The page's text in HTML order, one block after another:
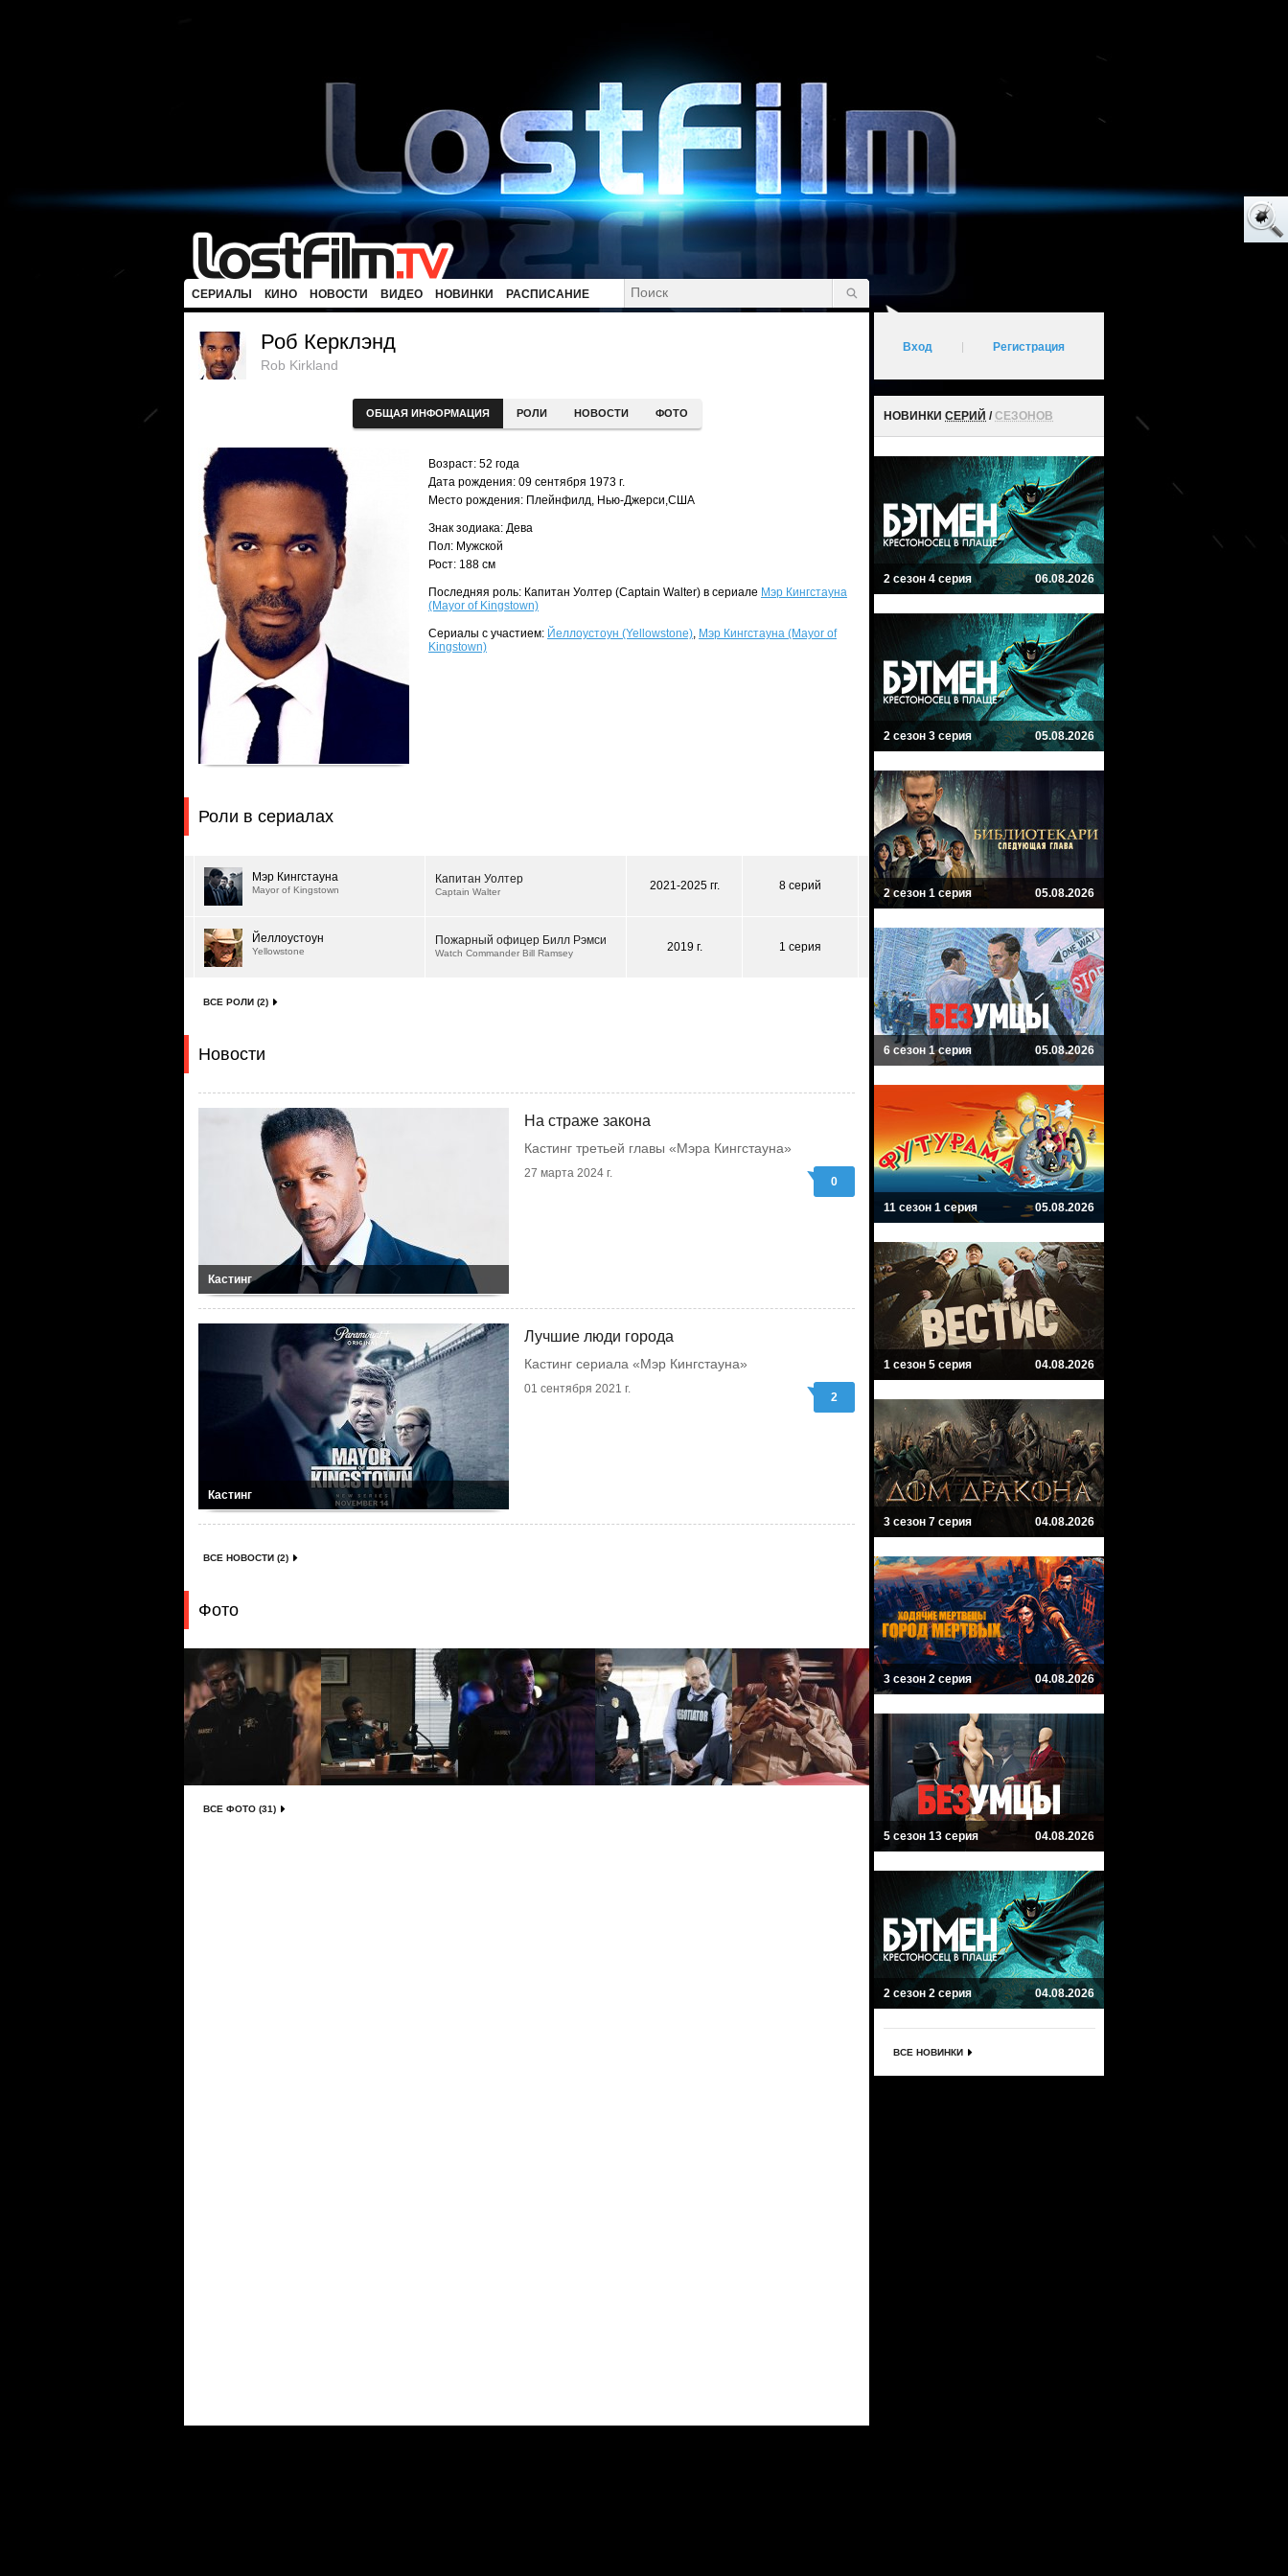
СЕРИАЛЫ КИНО НОВОСТИ ВИДЕО НОВИНКИ РАСПИСАНИЕ
Роб Керклэнд
Rob Kirkland
ОБЩАЯ ИНФОРМАЦИЯ РОЛИ НОВОСТИ ФОТО
Возраст: 52 года
Дата рождения: 09 сентября 1973 г.
Место рождения: Плейнфилд, Нью-Джерси,США
Знак зодиака: Дева
Пол: Мужской
Рост: 188 см
Последняя роль: Капитан Уолтер (Captain Walter) в сериале Мэр Кингстауна
(Mayor of Kingstown)
Сериалы с участием: Йеллоустоун (Yellowstone), Мэр Кингстауна (Mayor of
Kingstown)
Роли в сериалах
Мэр Кингстауна
Mayor of Kingstown
Капитан Уолтер
Captain Walter 2021-2025 гг. 8 серий
Йеллоустоун
Yellowstone
Пожарный офицер Билл Рэмси
Watch Commander Bill Ramsey 2019 г. 1 серия
ВСЕ РОЛИ (2)
Новости
Кастинг
На страже закона
Кастинг третьей главы «Мэра Кингстауна»
27 марта 2024 г.
0
Кастинг
Лучшие люди города
Кастинг сериала «Мэр Кингстауна»
01 сентября 2021 г.
2
ВСЕ НОВОСТИ (2)
Фото
ВСЕ ФОТО (31)
Вход Регистрация
НОВИНКИ СЕРИЙ /СЕЗОНОВ
2 сезон 4 серия 06.08.2026
2 сезон 3 серия 05.08.2026
2 сезон 1 серия 05.08.2026
6 сезон 1 серия 05.08.2026
11 сезон 1 серия 05.08.2026
1 сезон 5 серия 04.08.2026
3 сезон 7 серия 04.08.2026
3 сезон 2 серия 04.08.2026
5 сезон 13 серия 04.08.2026
2 сезон 2 серия 04.08.2026
ВСЕ НОВИНКИ